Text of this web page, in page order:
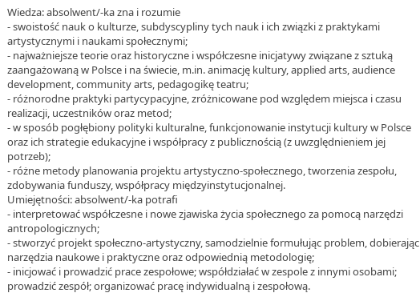
Wiedza: absolwent/-ka zna i rozumie
- swoistość nauk o kulturze, subdyscypliny tych nauk i ich związki z praktykami
artystycznymi i naukami społecznymi;
- najważniejsze teorie oraz historyczne i współczesne inicjatywy związane z sztuką
zaangażowaną w Polsce i na świecie, m.in. animację kultury, applied arts, audience
development, community arts, pedagogikę teatru;
- różnorodne praktyki partycypacyjne, zróżnicowane pod względem miejsca i czasu
realizacji, uczestników oraz metod;
- w sposób pogłębiony polityki kulturalne, funkcjonowanie instytucji kultury w Polsce
oraz ich strategie edukacyjne i współpracy z publicznością (z uwzględnieniem jej
potrzeb);
- różne metody planowania projektu artystyczno-społecznego, tworzenia zespołu,
zdobywania funduszy, współpracy międzyinstytucjonalnej.
Umiejętności: absolwent/-ka potrafi
- interpretować współczesne i nowe zjawiska życia społecznego za pomocą narzędzi
antropologicznych;
- stworzyć projekt społeczno-artystyczny, samodzielnie formułując problem, dobierając
narzędzia naukowe i praktyczne oraz odpowiednią metodologię;
- inicjować i prowadzić prace zespołowe; współdziałać w zespole z innymi osobami;
prowadzić zespół; organizować pracę indywidualną i zespołową.